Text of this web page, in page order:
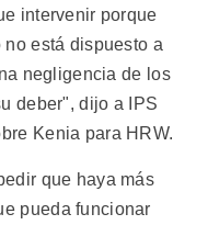
intervenir porque
está dispuesto a
negligencia de los
deber", dijo a IPS
Kenia para HRW.
que haya más
pueda funcionar